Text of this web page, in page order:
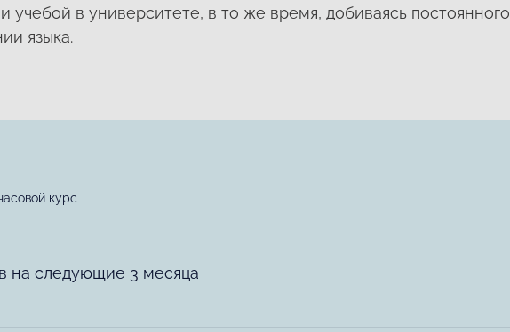
учебой в университете, в то же время, добиваясь постоянного
языка.
курс
на следующие 3 месяца